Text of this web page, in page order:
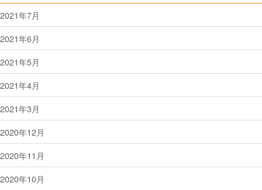
2021年7月
2021年6月
2021年5月
2021年4月
2021年3月
2020年12月
2020年11月
2020年10月